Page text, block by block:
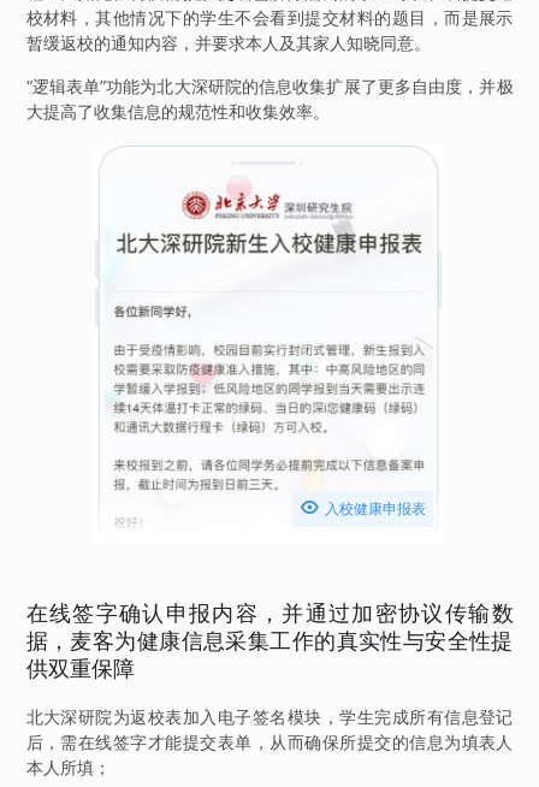
校材料，其他情况下的学生不会看到提交材料的题目，而是展示
暂缓返校的通知内容，并要求本人及其家人知晓同意。
“逻辑表单”功能为北大深研院的信息收集扩展了更多自由度，并极
大提高了收集信息的规范性和收集效率。
 入校健康申报表
在线签字确认申报内容，并通过加密协议传输数
据，麦客为健康信息采集工作的真实性与安全性提
供双重保障
北大深研院为返校表加入电子签名模块，学生完成所有信息登记
后，需在线签字才能提交表单，从而确保所提交的信息为填表人
本人所填；